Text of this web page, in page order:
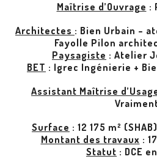
Maîtrise d’Ouvrage :
Architectes : Bien Urbain –
Fayolle Pilon
Paysagiste : Atelier
BET : Igrec Ingénierie +
Assistant Maîtrise
Surface : 12 175 m²
Montant des travaux :
Statut : DCE